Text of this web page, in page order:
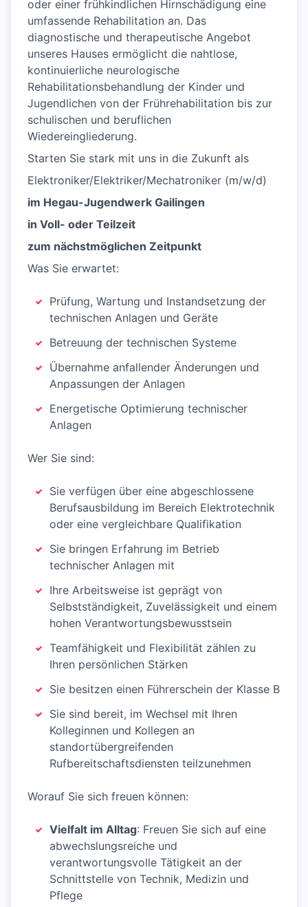
oder einer frühkindlichen Hirnschädigung eine
umfassende Rehabilitation an. Das
diagnostische und therapeutische Angebot
unseres Hauses ermöglicht die nahtlose,
kontinuierliche neurologische
Rehabilitationsbehandlung der Kinder und
Jugendlichen von der Frührehabilitation bis zur
schulischen und beruflichen
Wiedereingliederung.
Starten Sie stark mit uns in die Zukunft als
Elektroniker/Elektriker/Mechatroniker (m/w/d)
im Hegau-Jugendwerk Gailingen
in Voll- oder Teilzeit
zum nächstmöglichen Zeitpunkt
Was Sie erwartet:
Prüfung, Wartung und Instandsetzung der
technischen Anlagen und Geräte
Betreuung der technischen Systeme
Übernahme anfallender Änderungen und
Anpassungen der Anlagen
Energetische Optimierung technischer
Anlagen
Wer Sie sind:
Sie verfügen über eine abgeschlossene
Berufsausbildung im Bereich Elektrotechnik
oder eine vergleichbare Qualifikation
Sie bringen Erfahrung im Betrieb
technischer Anlagen mit
Ihre Arbeitsweise ist geprägt von
Selbstständigkeit, Zuvelässigkeit und einem
hohen Verantwortungsbewusstsein
Teamfähigkeit und Flexibilität zählen zu
Ihren persönlichen Stärken
Sie besitzen einen Führerschein der Klasse B
Sie sind bereit, im Wechsel mit Ihren
Kolleginnen und Kollegen an
standortübergreifenden
Rufbereitschaftsdiensten teilzunehmen
Worauf Sie sich freuen können:
Vielfalt im Alltag: Freuen Sie sich auf eine
abwechslungsreiche und
verantwortungsvolle Tätigkeit an der
Schnittstelle von Technik, Medizin und
Pflege